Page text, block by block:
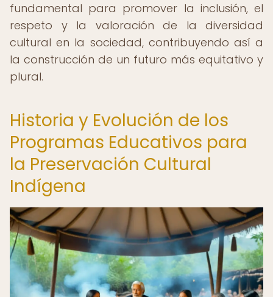
fundamental para promover la inclusión, el
respeto y la valoración de la diversidad
cultural en la sociedad, contribuyendo así a
la construcción de un futuro más equitativo y
plural.
Historia y Evolución de los
Programas Educativos para
la Preservación Cultural
Indígena